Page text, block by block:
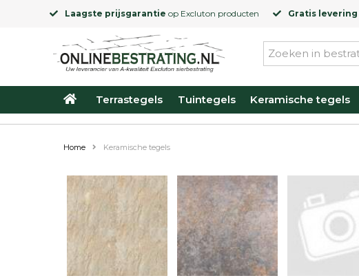
Laagste prijsgarantie op Excluton producten Gratis levering
Terrastegels Tuintegels Keramische tegels
Home Keramische tegels